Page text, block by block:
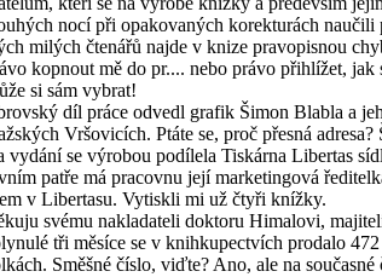
nocí při opakovaných korekturách
milých čtenářů najde v knize pravopisnou
kopnout mě do pr.... nebo právo přihlížet,
si sám vybrat!
díl práce odvedl grafik Šimon Blabla a
Vršovicích. Ptáte se, proč přesná
vydání se výrobou podílela Tiskárna Libertas
patře má pracovnu její marketingová
v Libertasu. Vytiskli mi už čtyři knížky.
svému nakladateli doktoru Himalovi,
tři měsíce se v knihkupectvích prodalo
Směšné číslo, viďte? Ano, ale na